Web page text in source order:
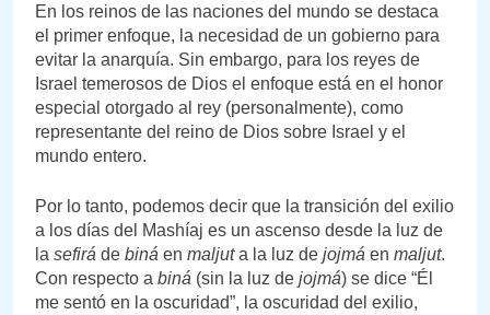
En los reinos de las naciones del mundo se destaca
el primer enfoque, la necesidad de un gobierno para
evitar la anarquía. Sin embargo, para los reyes de
Israel temerosos de Dios el enfoque está en el honor
especial otorgado al rey (personalmente), como
representante del reino de Dios sobre Israel y el
mundo entero.
Por lo tanto, podemos decir que la transición del exilio
a los días del Mashíaj es un ascenso desde la luz de
la sefirá de biná en maljuta la luz de jojmá en maljut.
Con respecto a biná (sin la luz de jojmá) se dice “Él
me sentó en la oscuridad”, la oscuridad del exilio,